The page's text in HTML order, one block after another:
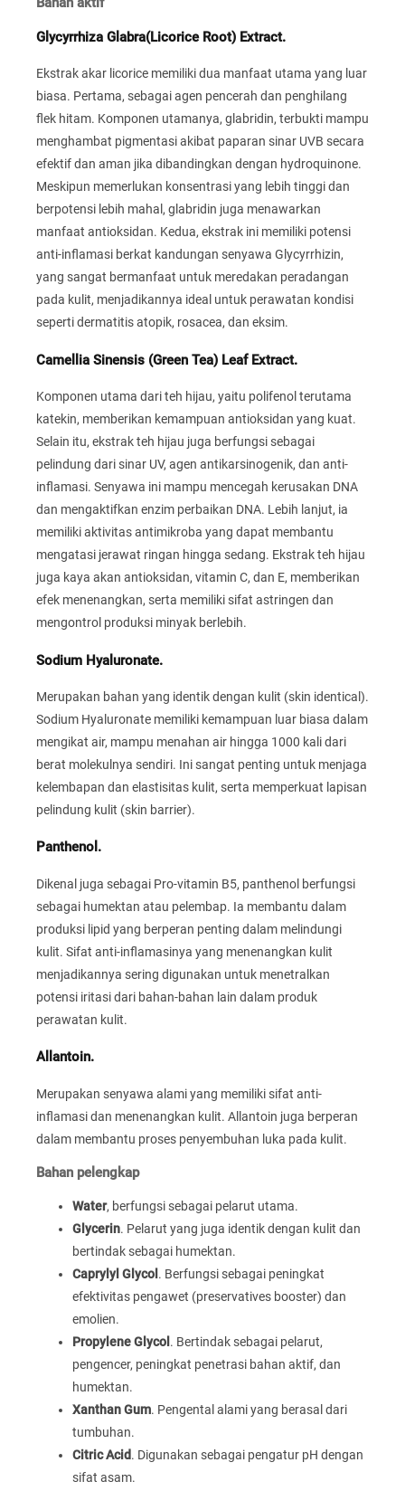
Glycyrrhiza Glabra(Licorice Root) Extract.
Ekstrak akar licorice memiliki dua manfaat utama yang luar
biasa. Pertama, sebagai agen pencerah dan penghilang
flek hitam. Komponen utamanya, glabridin, terbukti mampu
menghambat pigmentasi akibat paparan sinar UVB secara
efektif dan aman jika dibandingkan dengan hydroquinone.
Meskipun memerlukan konsentrasi yang lebih tinggi dan
berpotensi lebih mahal, glabridin juga menawarkan
manfaat antioksidan. Kedua, ekstrak ini memiliki potensi
anti-inflamasi berkat kandungan senyawa Glycyrrhizin,
yang sangat bermanfaat untuk meredakan peradangan
pada kulit, menjadikannya ideal untuk perawatan kondisi
seperti dermatitis atopik, rosacea, dan eksim.
Camellia Sinensis (Green Tea) Leaf Extract.
Komponen utama dari teh hijau, yaitu polifenol terutama
katekin, memberikan kemampuan antioksidan yang kuat.
Selain itu, ekstrak teh hijau juga berfungsi sebagai
pelindung dari sinar UV, agen antikarsinogenik, dan anti-
inflamasi. Senyawa ini mampu mencegah kerusakan DNA
dan mengaktifkan enzim perbaikan DNA. Lebih lanjut, ia
memiliki aktivitas antimikroba yang dapat membantu
mengatasi jerawat ringan hingga sedang. Ekstrak teh hijau
juga kaya akan antioksidan, vitamin C, dan E, memberikan
efek menenangkan, serta memiliki sifat astringen dan
mengontrol produksi minyak berlebih.
Sodium Hyaluronate.
Merupakan bahan yang identik dengan kulit (skin identical).
Sodium Hyaluronate memiliki kemampuan luar biasa dalam
mengikat air, mampu menahan air hingga 1000 kali dari
berat molekulnya sendiri. Ini sangat penting untuk menjaga
kelembapan dan elastisitas kulit, serta memperkuat lapisan
pelindung kulit (skin barrier).
Panthenol.
Dikenal juga sebagai Pro-vitamin B5, panthenol berfungsi
sebagai humektan atau pelembap. Ia membantu dalam
produksi lipid yang berperan penting dalam melindungi
kulit. Sifat anti-inflamasinya yang menenangkan kulit
menjadikannya sering digunakan untuk menetralkan
potensi iritasi dari bahan-bahan lain dalam produk
perawatan kulit.
Allantoin.
Merupakan senyawa alami yang memiliki sifat anti-
inflamasi dan menenangkan kulit. Allantoin juga berperan
dalam membantu proses penyembuhan luka pada kulit.
Bahan pelengkap
Water, berfungsi sebagai pelarut utama.
Glycerin. Pelarut yang juga identik dengan kulit dan
bertindak sebagai humektan.
Caprylyl Glycol . Berfungsi sebagai peningkat
efektivitas pengawet (preservatives booster) dan
emolien.
Propylene Glycol . Bertindak sebagai pelarut,
pengencer, peningkat penetrasi bahan aktif, dan
humektan.
Xanthan Gum. Pengental alami yang berasal dari
tumbuhan.
Citric Acid. Digunakan sebagai pengatur pH dengan
sifat asam.